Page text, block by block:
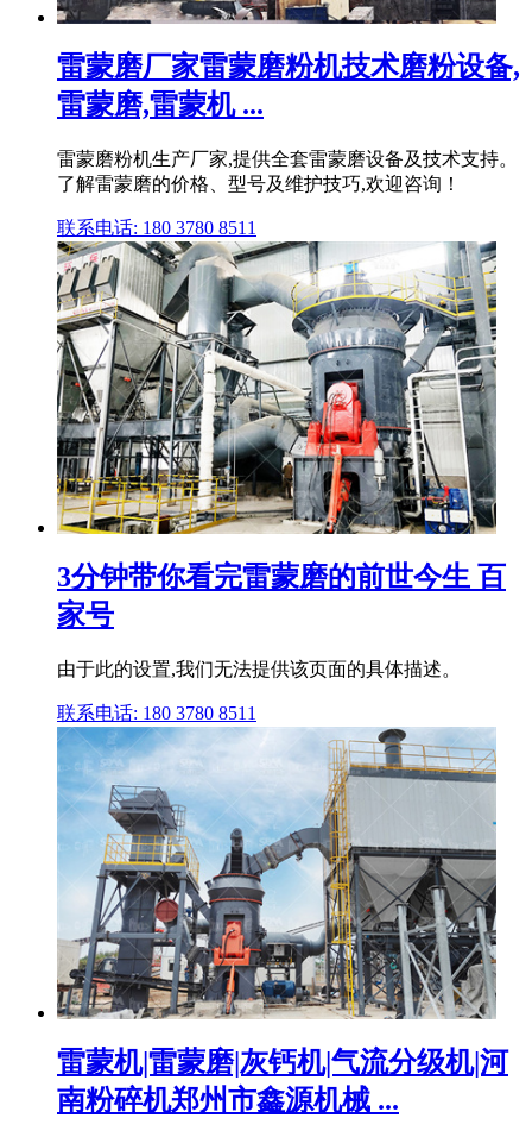
雷蒙磨厂家雷蒙磨粉机技术磨粉设备,
雷蒙磨,雷蒙机 ...
雷蒙磨粉机生产厂家,提供全套雷蒙磨设备及技术支持。
了解雷蒙磨的价格、型号及维护技巧,欢迎咨询！
联系电话: 180 3780 8511
3分钟带你看完雷蒙磨的前世今生 百
家号
由于此的设置,我们无法提供该页面的具体描述。
联系电话: 180 3780 8511
雷蒙机|雷蒙磨|灰钙机|气流分级机|河
南粉碎机郑州市鑫源机械 ...